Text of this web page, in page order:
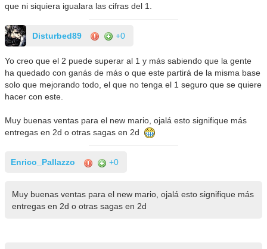
que ni siquiera igualara las cifras del 1.
Disturbed89 +0
Yo creo que el 2 puede superar al 1 y más sabiendo que la gente
ha quedado con ganás de más o que este partirá de la misma base
solo que mejorando todo, el que no tenga el 1 seguro que se quiere
hacer con este.
Muy buenas ventas para el new mario, ojalá esto signifique más
entregas en 2d o otras sagas en 2d
Enrico_Pallazzo +0
Muy buenas ventas para el new mario, ojalá esto signifique más
entregas en 2d o otras sagas en 2d